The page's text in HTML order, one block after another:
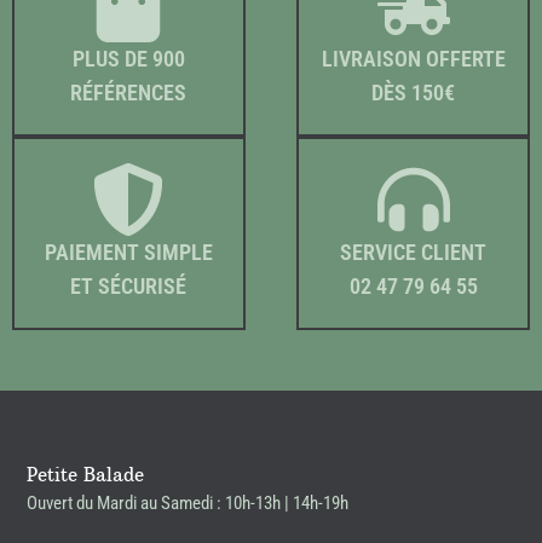
PLUS DE 900
RÉFÉRENCES
LIVRAISON OFFERTE
DÈS 150€
PAIEMENT SIMPLE
ET SÉCURISÉ
SERVICE CLIENT
02 47 79 64 55
Petite Balade
Ouvert du Mardi au Samedi : 10h-13h | 14h-19h